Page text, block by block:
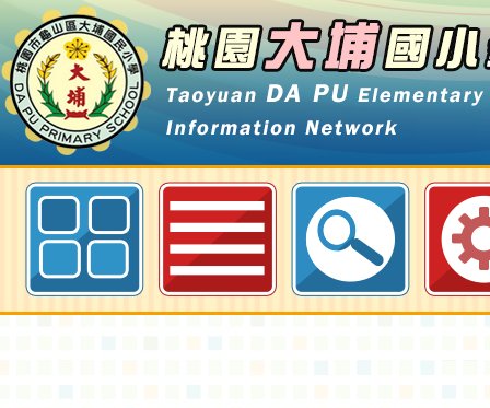
租稅美術創作競賽海報(中、英文
園大埔國小全球資訊網